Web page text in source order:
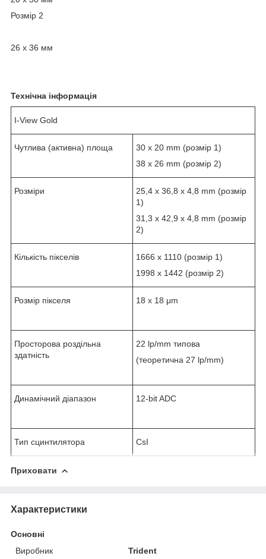
Розмір 2
26 х 36 мм
Технічна інформація
I-View Gold
Чутлива (активна) площа
30 х 20 mm (розмір 1)
38 x 26 mm (розмір 2)
Розміри
25,4 x 36,8 x 4,8 mm (розмір
1)
31,3 x 42,9 x 4,8 mm (розмір
2)
Кількість пікселів
1666 x 1110 (розмір 1)
1998 x 1442 (розмір 2)
Розмір пікселя 18 х 18 μm
Просторова роздільна
здатність
22 lp/mm типова
(теоретична 27 lp/mm)
Динамічний діапазон 12-bit ADC
Тип сцинтилятора CsI
Приховати
Характеристики
Основні
Виробник
Trident